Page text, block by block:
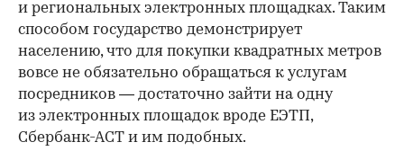
и региональных электронных площадках. Таким
способом государство демонстрирует
населению, что для покупки квадратных метров
вовсе не обязательно обращаться к услугам
посредников — достаточно зайти на одну
из электронных площадок вроде ЕЭТП,
Сбербанк-АСТ и им подобных.